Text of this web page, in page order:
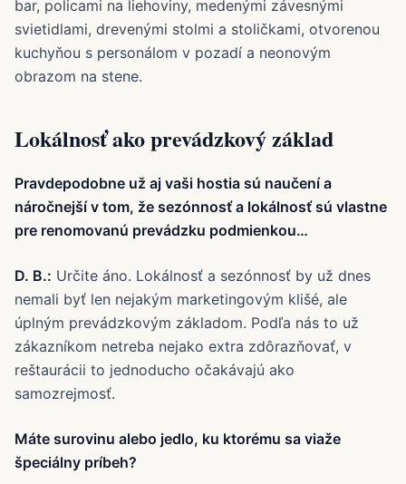
Lokálnosť ako prevádzkový základ
Pravdepodobne už aj vaši hostia sú naučení a
náročnejší v tom, že sezónnosť a lokálnosť sú vlastne
pre renomovanú prevádzku podmienkou…
D. B.: Určite áno. Lokálnosť a sezónnosť by už dnes
nemali byť len nejakým marketingovým klišé, ale
úplným prevádzkovým základom. Podľa nás to už
zákazníkom netreba nejako extra zdôrazňovať, v
reštaurácii to jednoducho očakávajú ako
samozrejmosť.
Máte surovinu alebo jedlo, ku ktorému sa viaže
špeciálny príbeh?